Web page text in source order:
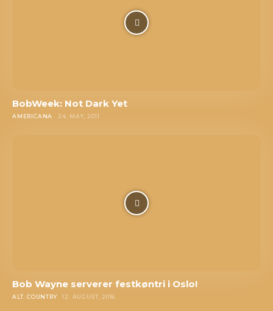
BobWeek: Not Dark Yet
AMERICANA 24. MAY, 2011
Bob Wayne serverer festkøntri i Oslo!
ALT. COUNTRY 12. AUGUST, 2016